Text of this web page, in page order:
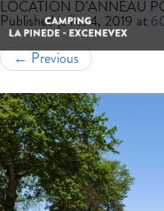
LOCATION D’ANNEAU
Publishedjuillet 4, 2019 at
← Previous